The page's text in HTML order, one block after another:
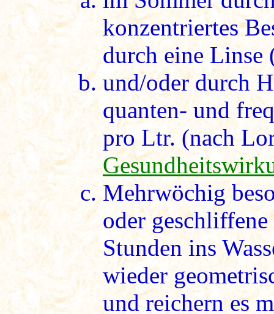
konzentriertes
durch eine Linse
und/oder durch
quanten- und
pro Ltr. (nach
Mehrwöchig
oder
Stunden ins
wieder
und reichern es